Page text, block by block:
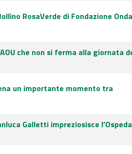
RosaVerde di Fondazione
che non si ferma alla giornata
un importante momento tra
Galletti impreziosisce